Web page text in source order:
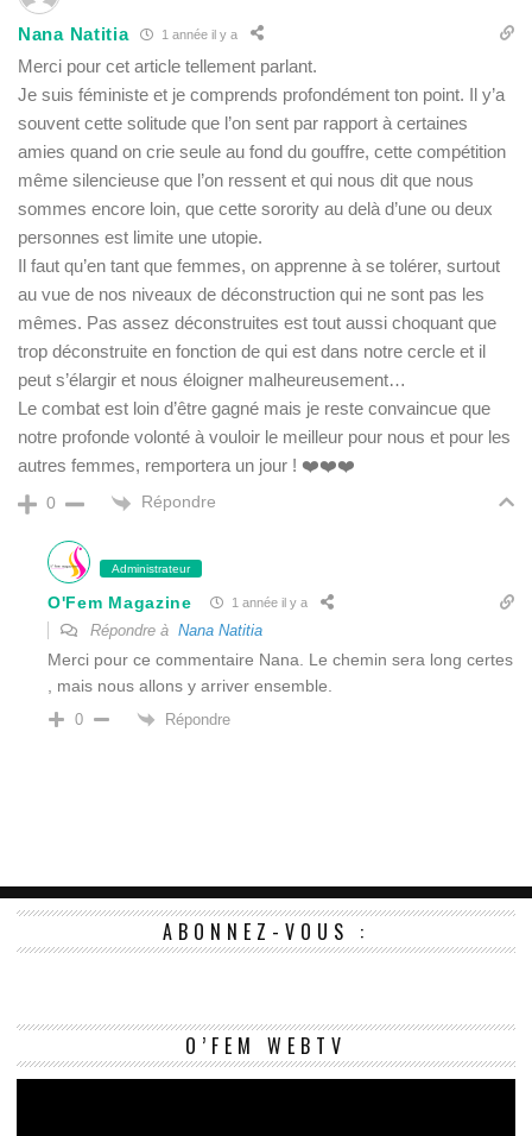
Nana Natitia 1 année il y a
Merci pour cet article tellement parlant.
Je suis féministe et je comprends profondément ton point. Il y’a
souvent cette solitude que l’on sent par rapport à certaines
amies quand on crie seule au fond du gouffre, cette compétition
même silencieuse que l’on ressent et qui nous dit que nous
sommes encore loin, que cette sorority au delà d’une ou deux
personnes est limite une utopie.
Il faut qu’en tant que femmes, on apprenne à se tolérer, surtout
au vue de nos niveaux de déconstruction qui ne sont pas les
mêmes. Pas assez déconstruites est tout aussi choquant que
trop déconstruite en fonction de qui est dans notre cercle et il
peut s’élargir et nous éloigner malheureusement…
Le combat est loin d’être gagné mais je reste convaincue que
notre profonde volonté à vouloir le meilleur pour nous et pour les
autres femmes, remportera un jour ! ❤️❤️❤️
0 Répondre
Administrateur
O'Fem Magazine 1 année il y a
Répondre à Nana Natitia
Merci pour ce commentaire Nana. Le chemin sera long certes
, mais nous allons y arriver ensemble.
0 Répondre
ABONNEZ-VOUS :
O’FEM WEBTV